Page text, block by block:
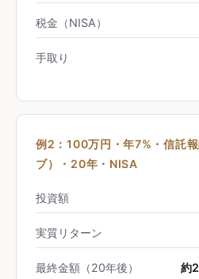
税金（NISA）
手取り
例2：100万円・年7%・信託
ブ）・20年・NISA
投資額
実質リターン
最終金額（20年後） 約